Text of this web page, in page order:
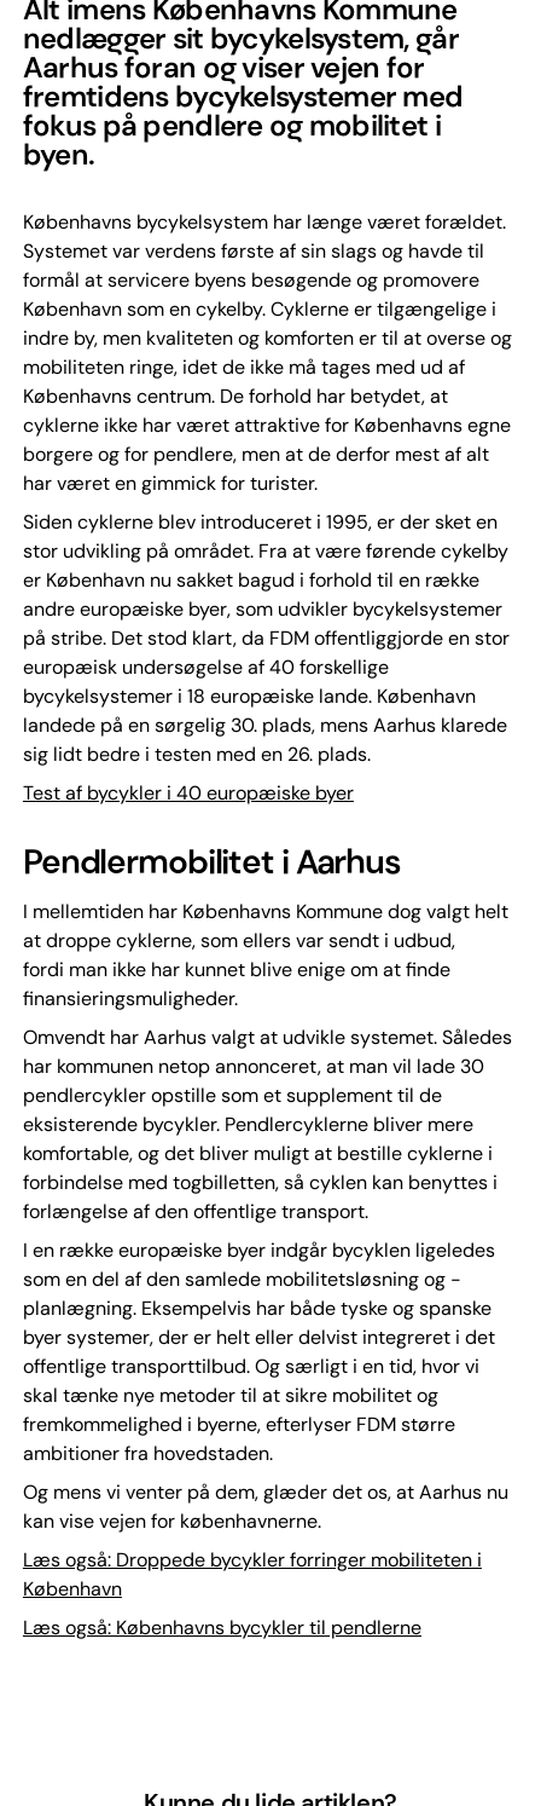
Alt imens Københavns Kommune
nedlægger sit bycykelsystem, går
Aarhus foran og viser vejen for
fremtidens bycykelsystemer med
fokus på pendlere og mobilitet i
byen.
Københavns bycykelsystem har længe været forældet.
Systemet var verdens første af sin slags og havde til
formål at servicere byens besøgende og promovere
København som en cykelby. Cyklerne er tilgængelige i
indre by, men kvaliteten og komforten er til at overse og
mobiliteten ringe, idet de ikke må tages med ud af
Københavns centrum. De forhold har betydet, at
cyklerne ikke har været attraktive for Københavns egne
borgere og for pendlere, men at de derfor mest af alt
har været en gimmick for turister.
Siden cyklerne blev introduceret i 1995, er der sket en
stor udvikling på området. Fra at være førende cykelby
er København nu sakket bagud i forhold til en række
andre europæiske byer, som udvikler bycykelsystemer
på stribe. Det stod klart, da FDM offentliggjorde en stor
europæisk undersøgelse af 40 forskellige
bycykelsystemer i 18 europæiske lande. København
landede på en sørgelig 30. plads, mens Aarhus klarede
sig lidt bedre i testen med en 26. plads.
Test af bycykler i 40 europæiske byer
Pendlermobilitet i Aarhus
I mellemtiden har Københavns Kommune dog valgt helt
at droppe cyklerne, som ellers var sendt i udbud,
fordi man ikke har kunnet blive enige om at finde
finansieringsmuligheder.
Omvendt har Aarhus valgt at udvikle systemet. Således
har kommunen netop annonceret, at man vil lade 30
pendlercykler opstille som et supplement til de
eksisterende bycykler. Pendlercyklerne bliver mere
komfortable, og det bliver muligt at bestille cyklerne i
forbindelse med togbilletten, så cyklen kan benyttes i
forlængelse af den offentlige transport.
I en række europæiske byer indgår bycyklen ligeledes
som en del af den samlede mobilitetsløsning og -
planlægning. Eksempelvis har både tyske og spanske
byer systemer, der er helt eller delvist integreret i det
offentlige transporttilbud. Og særligt i en tid, hvor vi
skal tænke nye metoder til at sikre mobilitet og
fremkommelighed i byerne, efterlyser FDM større
ambitioner fra hovedstaden.
Og mens vi venter på dem, glæder det os, at Aarhus nu
kan vise vejen for københavnerne.
Læs også: Droppede bycykler forringer mobiliteten i
København
Læs også: Københavns bycykler til pendlerne